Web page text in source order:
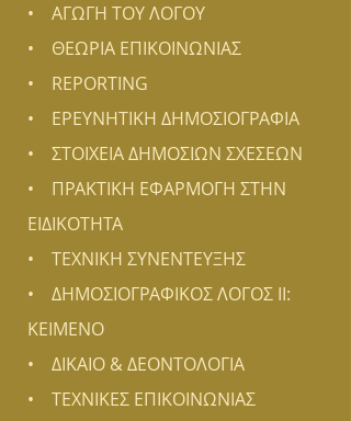
• ΑΓΩΓΗ ΤΟΥ ΛΟΓΟΥ
• ΘΕΩΡΙΑ ΕΠΙΚΟΙΝΩΝΙΑΣ
• REPORTING
• ΕΡΕΥΝΗΤΙΚΗ ΔΗΜΟΣΙΟΓΡΑΦΙΑ
• ΣΤΟΙΧΕΙΑ ΔΗΜΟΣΙΩΝ ΣΧΕΣΕΩΝ
• ΠΡΑΚΤΙΚΗ ΕΦΑΡΜΟΓΗ ΣΤΗΝ
ΕΙΔΙΚΟΤΗΤΑ
• ΤΕΧΝΙΚΗ ΣΥΝΕΝΤΕΥΞΗΣ
• ΔΗΜΟΣΙΟΓΡΑΦΙΚΟΣ ΛΟΓΟΣ ΙΙ:
ΚΕΙΜΕΝΟ
• ΔΙΚΑΙΟ & ΔΕΟΝΤΟΛΟΓΙΑ
• ΤΕΧΝΙΚΕΣ ΕΠΙΚΟΙΝΩΝΙΑΣ